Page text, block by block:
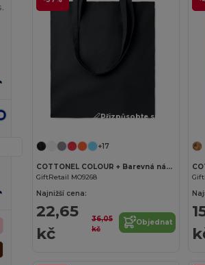
Přizpůsobte si to!
+17
COTTONEL COLOUR + Barevná nákupní taška
GiftRetail MO9268
Najnižší cena:
22,65
kč
36,05
kč
Objednat